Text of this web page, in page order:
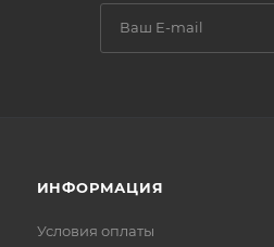
ИНФОРМАЦИЯ
Условия оплаты